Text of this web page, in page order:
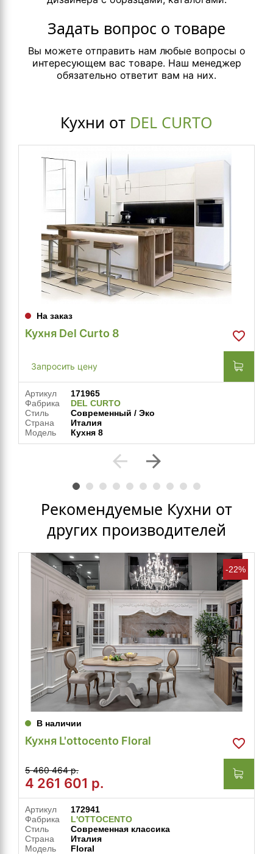
Задать вопрос о товаре
Вы можете отправить нам любые вопросы о
интересующем вас товаре. Наш менеджер
обязательно ответит вам на них.
Кухни от DEL CURTO
На заказ
Кухня Del Curto 8
Запросить цену
Артикул
171965
Фабрика
DEL CURTO
Стиль
Современный / Эко
Страна
Италия
Модель
Кухня 8
arrow_back arrow_forward
Рекомендуемые Кухни от
других производителей
-22%
В наличии
Кухня L'ottocento Floral
5 460 464 р.
4 261 601 р.
Артикул
172941
Фабрика
L'OTTOCENTO
Стиль
Современная классика
Страна
Италия
Модель
Floral